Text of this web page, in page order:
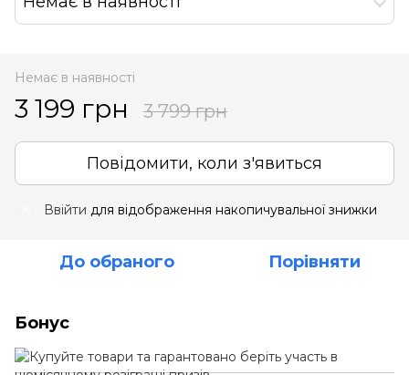
Немає в наявності
3 199 грн 3 799 грн
Повідомити, коли з'явиться
Ввійти для відображення накопичувальної знижки
До обраного Порівняти
Бонус